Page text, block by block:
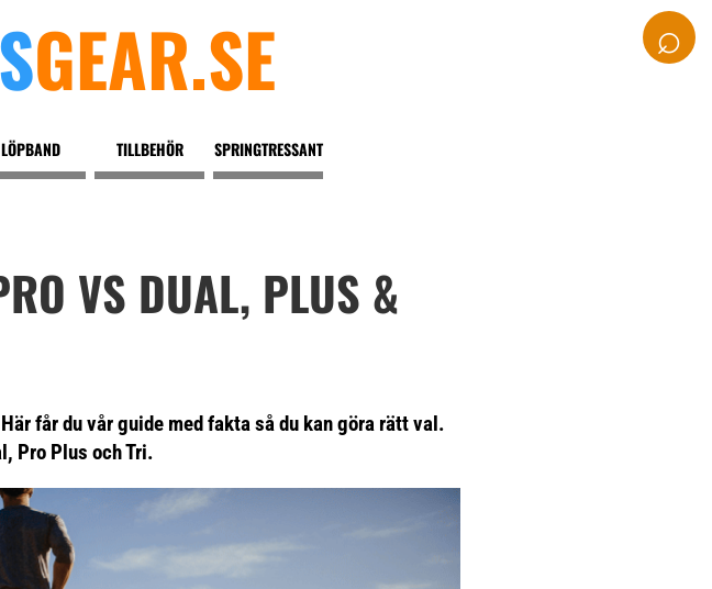
GEAR.SE ⌕
LÖPBAND TILLBEHÖR SPRINGTRESSANT
VS DUAL, PLUS &
får du vår guide med fakta så du kan göra rätt val.
Pro Plus och Tri.